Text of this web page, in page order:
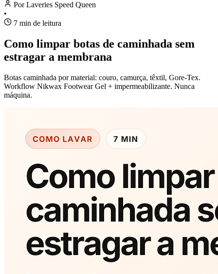
Por Laveries Speed Queen
•
7 min de leitura
Como limpar botas de caminhada sem
estragar a membrana
Botas caminhada por material: couro, camurça, têxtil, Gore-Tex.
Workflow Nikwax Footwear Gel + impermeabilizante. Nunca
máquina.